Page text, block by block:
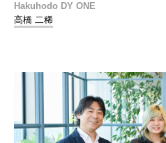
Hakuhodo DY ONE
高橋 二稀